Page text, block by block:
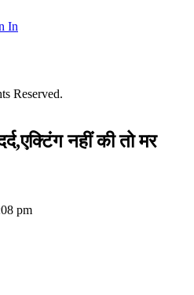
In
Reserved.
नहीं की तो मर
pm